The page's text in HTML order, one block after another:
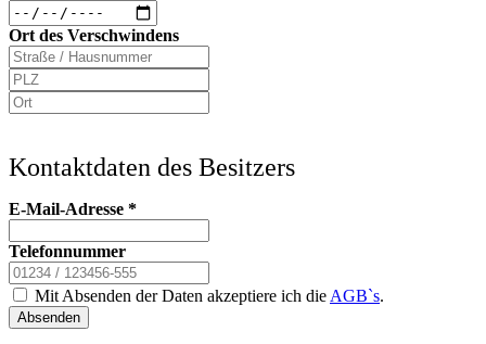
Ort des Verschwindens
Kontaktdaten des Besitzers
E-Mail-Adresse *
Telefonnummer
Mit Absenden der Daten akzeptiere ich die AGB`s.
Absenden